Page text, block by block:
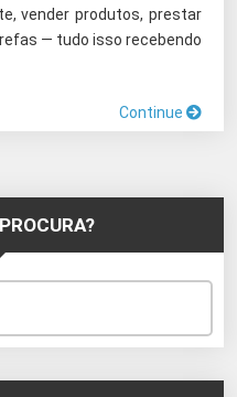
vender produtos, prestar
— tudo isso recebendo
Continue